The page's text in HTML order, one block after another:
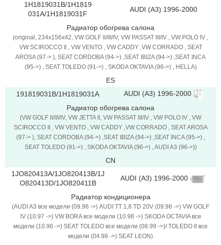
1H1819031B/1H1819
031A/1H1819031F
AUDI (A3) 1996-2000
Радиатор обогрева салона
(original, 234x156x42, VW GOLF II/III/IV, VW PASSAT III/IV , VW POLO IV ,
VW SCIROCCO II , VW VENTO , VW CADDY ,VW CORRADO , SEAT
AROSA (97-> ), SEAT CORDOBA (94->) ,SEAT IBIZA (94->) ,SEAT INCA
(95->) , SEAT TOLEDO (91->) , SKODA OKTAVIA (96->) , HELLA)
ES
191819031B/1H1819031A
AUDI (A3) 1996-2000
Радиатор обогрева салона
(VW GOLF II/III/IV, VW JETTA II, VW PASSAT III/IV , VW POLO IV , VW
SCIROCCO II , VW VENTO , VW CADDY ,VW CORRADO , SEAT AROSA
(97-> ), SEAT CORDOBA (94->) ,SEAT IBIZA (94->) ,SEAT INCA (95->) ,
SEAT TOLEDO (91->) , SKODA OKTAVIA (96->) , AUDI A3 (96->))
CN
1JO820413A/1JO820413B/1J
O820413D/1JO820411B
AUDI (A3) 1996-2000
Радиатор кондиционера
(AUDI A3 все модели (09.96 ->) AUDI TT 1,8 TD 20V (09.98 ->) VW GOLF
IV (10.97 ->) VW BORA все модели (10.98 ->) SKODA OCTAVIA все
модели (10.96 ->) SEAT TOLEDO все модели (08.99 ->)/ TOLEDO II все
модели (04.98 ->) SEAT LEON)